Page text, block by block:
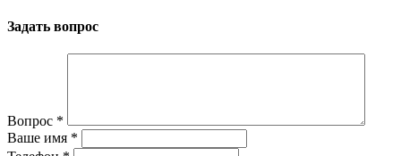
Задать вопрос
Вопрос *
Ваше имя *